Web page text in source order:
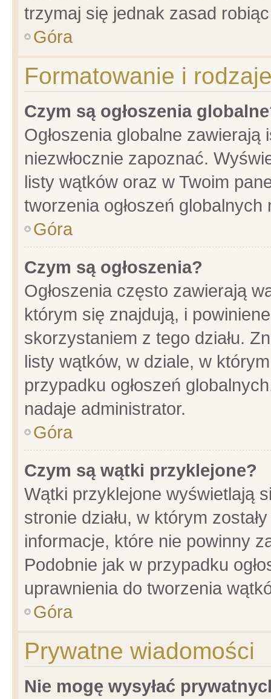
trzymaj się jednak zasad
Góra
Formatowanie i
Czym są ogłoszenia
Ogłoszenia globalne
niezwłocznie zapoznać.
listy wątków oraz w Twoim
tworzenia ogłoszeń
Góra
Czym są ogłoszenia?
Ogłoszenia często zawierają
którym się znajdują, i
skorzystaniem z tego działu.
listy wątków, w dziale, w
przypadku ogłoszeń
nadaje administrator.
Góra
Czym są wątki przyklejone?
Wątki przyklejone wyświetlają
stronie działu, w którym
informacje, które nie powinny
Podobnie jak w przypadku
uprawnienia do tworzenia
Góra
Prywatne wiadomości
Nie mogę wysyłać